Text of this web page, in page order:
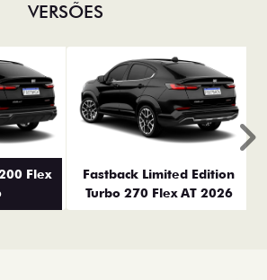
VERSÕES
Flex
Fastback Limited Edition
Turbo 270 Flex AT 2026